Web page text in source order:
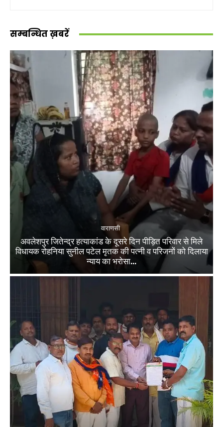
सम्बन्धित ख़बरें
वाराणसी
अवलेशपुर जितेन्द्र हत्याकांड के दूसरे दिन पीड़ित परिवार से मिले
विधायक रोहनिया सुनील पटेल मृतक की पत्नी व परिजनों को दिलाया
न्याय का भरोसा...